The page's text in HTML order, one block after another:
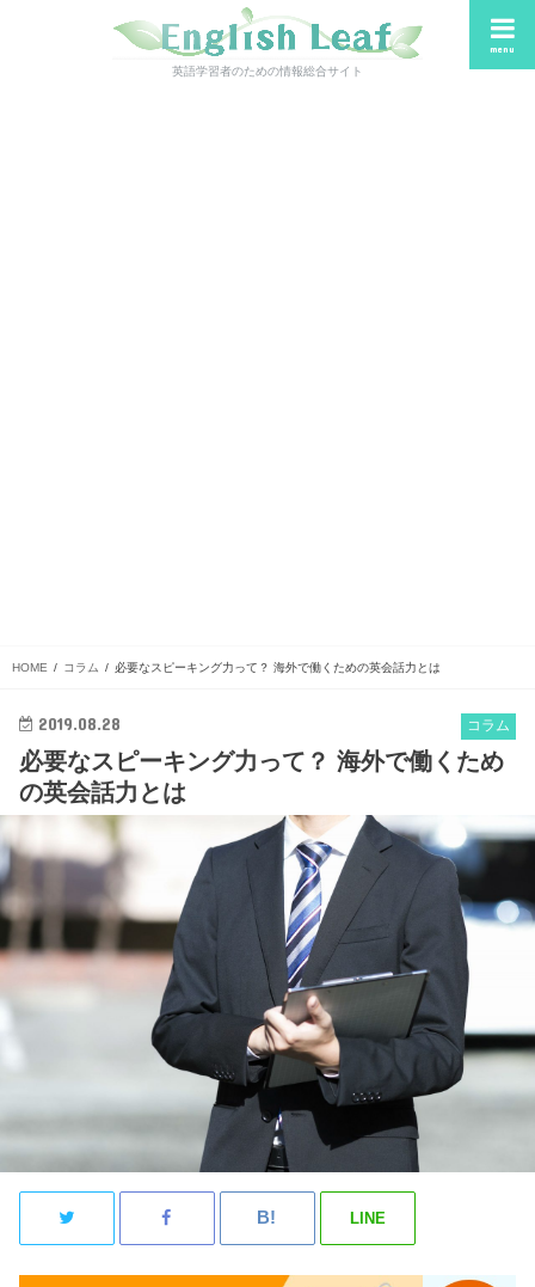
英語学習者のための情報総合サイト
menu
HOME コラム 必要なスピーキング力って？ 海外で働くための英会話力とは
コラム
2019.08.28
必要なスピーキング力って？ 海外で働くため
の英会話力とは
LINE